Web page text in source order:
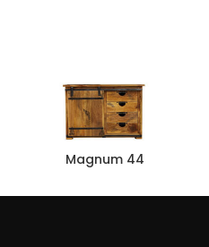
Magnum 44